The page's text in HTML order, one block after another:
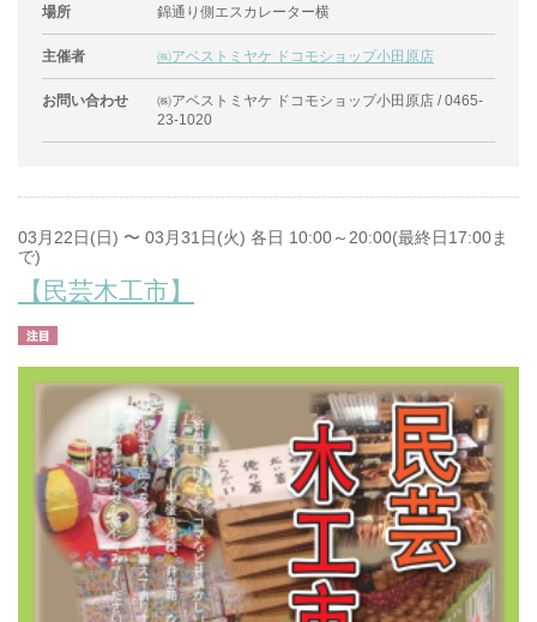
場所 錦通り側エスカレーター横
主催者 ㈱アベストミヤケ ドコモショップ小田原店
お問い合わせ
㈱アベストミヤケ ドコモショップ小田原店 / 0465-
23-1020
03月22日(日) 〜 03月31日(火) 各日 10:00～20:00(最終日17:00ま
で)
【民芸木工市】